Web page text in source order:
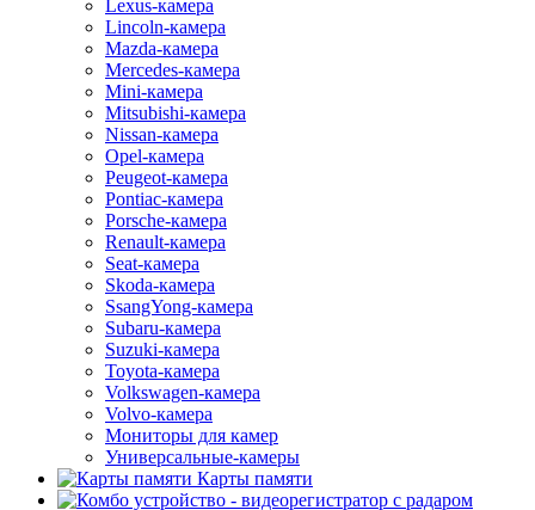
Lexus-камера
Lincoln-камера
Mazda-камера
Mercedes-камера
Mini-камера
Mitsubishi-камера
Nissan-камера
Opel-камера
Peugeot-камера
Pontiac-камера
Porsche-камера
Renault-камера
Seat-камера
Skoda-камера
SsangYong-камера
Subaru-камера
Suzuki-камера
Toyota-камера
Volkswagen-камера
Volvo-камера
Мониторы для камер
Универсальные-камеры
Карты памяти